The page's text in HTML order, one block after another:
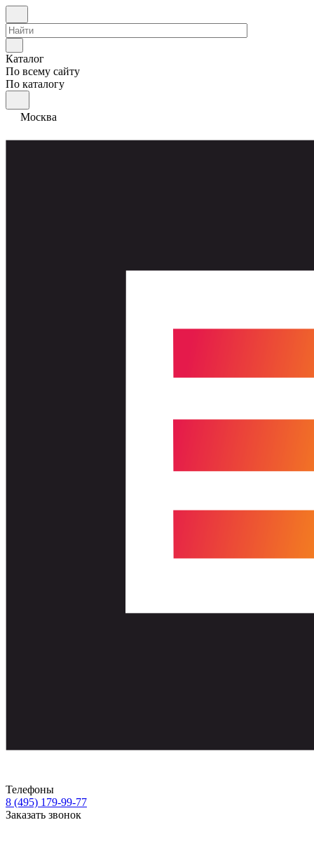
Каталог
По всему сайту
По каталогу
Москва
Телефоны
8 (495) 179-99-77
Заказать звонок